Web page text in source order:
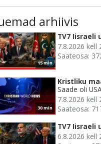
arhiivis
15 min
TV7 Iisraeli
7.8.2026 kell
Saateosa:
30 min
Kristliku
Saade oli
7.8.2026 kell
Saateosa:
TV7 Iisraeli
6.8.2026 kell